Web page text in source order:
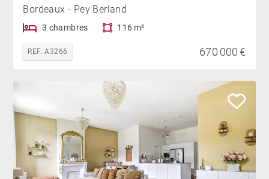
Bordeaux - Pey Berland
3 chambres 116 m²
REF. A3266 670 000 €